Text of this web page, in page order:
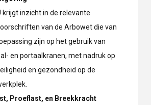
krijgt inzicht in de relevante
van de Arbowet die van
zijn op het gebruik van
en portaalkranen, met nadruk op
en gezondheid op de
Proeflast, en Breekkracht